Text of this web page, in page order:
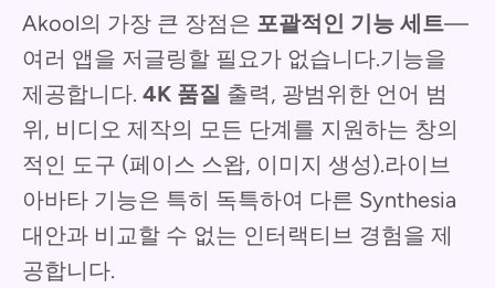
Akool의 가장 큰 장점은 포괄적인 기능 세트—
여러 앱을 저글링할 필요가 없습니다.기능을
제공합니다. 4K 품질 출력, 광범위한 언어 범
위, 비디오 제작의 모든 단계를 지원하는 창의
적인 도구 (페이스 스왑, 이미지 생성).라이브
아바타 기능은 특히 독특하여 다른 Synthesia
대안과 비교할 수 없는 인터랙티브 경험을 제
공합니다.